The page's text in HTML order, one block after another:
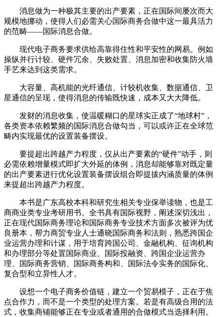
消息做为一种极其主要的出产要素，正在国际间屡次而大
规模地挪动，使得人们必需关心国际商务合做中这一最具活力
的范畴——国际消息合做。
现代电子商务要求供给高靠得住性和平安性的网易。例如
操纵并行计较、硬件冗余、失败处置、消息加密和收集防火墙
手艺来达到这类需求。
大容量、高机能的光纤通信、计较机收集、数据通信、卫
星通信的呈现，使得消息的传输既快速，成本又大大降低。
发财的消息收集，使温暖糊口的星球实正成了“地球村”，
各类资本依赖繁频的国际消息合做勾当，可以或许正在全球范
畴内实现最优的设置装备摆设。
要提超出跨越产力程度，仅从出产要素的“硬件”动手，则
必需依赖增量模式即扩大外延的体例，消息却能够靠对既定量
的出产要素进行优化设置装备摆设组合即提拔内涵质量的体例
来提超出跨越产力程度。
本书是广东高校本科和研究生相关专业保举读物，也是工
商商业类专业考研用书。全书具有国际视野，阐述深切浅出，
正在现代国际商务理论和国际商务专业技术方面多次被评为优
良册本，帮力商贸专业人士通晓国际商务和法则，熟悉跨国企
业运营办理和计谋，用于培育跨国公司、金融机构、征询机构
和办理部分等处置国际商业、国际投融资、跨国企业运营办
理、国际商务营销、国际商务构和、国际法令实务的国际化、
复合型和立异性人才。
设想一个电子商务价值链，建立一个贸易模子，正在于焦
点合作力，而不是一个类型的处理方案。若是有高级合用的法
式，收集商铺能够正在专业或者通用的合做模式当选择利用。